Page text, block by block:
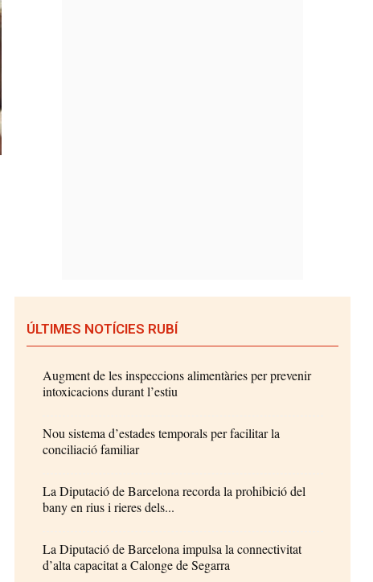
ÚLTIMES NOTÍCIES RUBÍ
Augment de les inspeccions alimentàries per prevenir
intoxicacions durant l’estiu
Nou sistema d’estades temporals per facilitar la
conciliació familiar
La Diputació de Barcelona recorda la prohibició del
bany en rius i rieres dels...
La Diputació de Barcelona impulsa la connectivitat
d’alta capacitat a Calonge de Segarra